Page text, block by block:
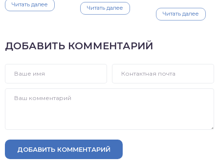
Читать далее Читать далее
Читать далее
ДОБАВИТЬ КОММЕНТАРИЙ
ДОБАВИТЬ КОММЕНТАРИЙ